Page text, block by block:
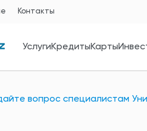
Контакты
УслугиКредитыКарты
вопрос специалистам